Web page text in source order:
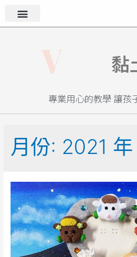
V
i
黏
專業用心的教學 讓孩
月份: 2021 年